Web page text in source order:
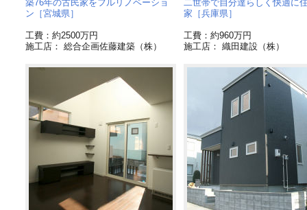
築76年の古民家をフルリノベーショ
ン［宮城県］
工費：約2500万円
施工店： 総合企画佐藤建築（株）
二世帯で自分達らしく快適に
家［兵庫県］
工費：約960万円
施工店： 織田建設（株）